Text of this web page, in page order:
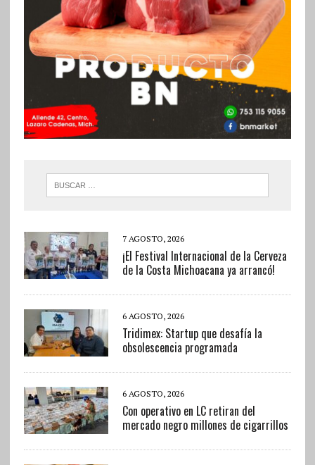
7 AGOSTO, 2026
¡El Festival Internacional de la Cerveza
de la Costa Michoacana ya arrancó!
6 AGOSTO, 2026
Tridimex: Startup que desafía la
obsolescencia programada
6 AGOSTO, 2026
Con operativo en LC retiran del
mercado negro millones de cigarrillos